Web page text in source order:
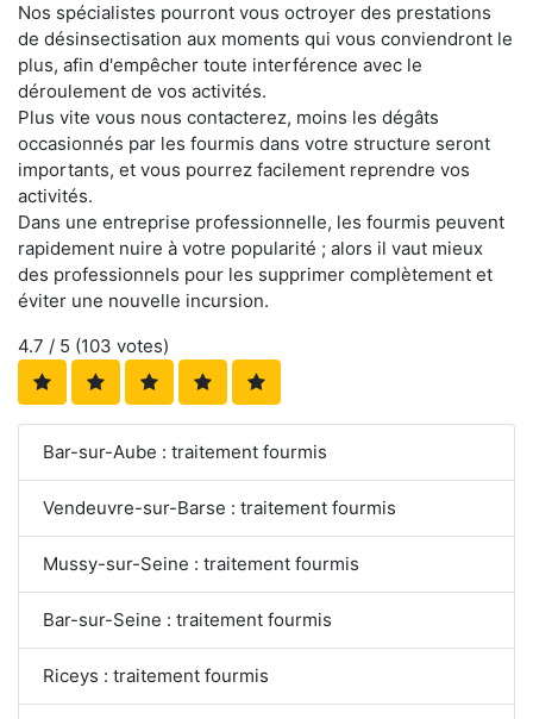
Nos spécialistes pourront vous octroyer des prestations
de désinsectisation aux moments qui vous conviendront le
plus, afin d'empêcher toute interférence avec le
déroulement de vos activités.
Plus vite vous nous contacterez, moins les dégâts
occasionnés par les fourmis dans votre structure seront
importants, et vous pourrez facilement reprendre vos
activités.
Dans une entreprise professionnelle, les fourmis peuvent
rapidement nuire à votre popularité ; alors il vaut mieux
des professionnels pour les supprimer complètement et
éviter une nouvelle incursion.
4.7 / 5 (103 votes)
Bar-sur-Aube : traitement fourmis
Vendeuvre-sur-Barse : traitement fourmis
Mussy-sur-Seine : traitement fourmis
Bar-sur-Seine : traitement fourmis
Riceys : traitement fourmis